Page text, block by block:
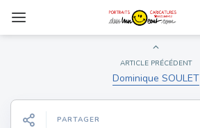
ARTICLE PRÉCÉDENT
Dominique SOULET
PARTAGER